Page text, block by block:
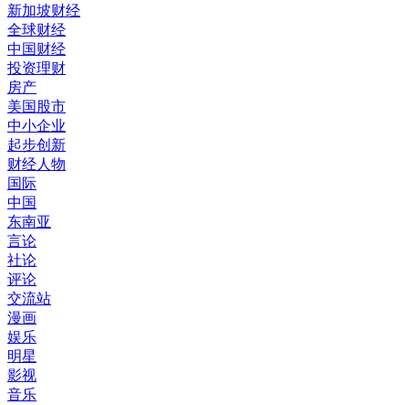
新加坡财经
全球财经
中国财经
投资理财
房产
美国股市
中小企业
起步创新
财经人物
国际
中国
东南亚
言论
社论
评论
交流站
漫画
娱乐
明星
影视
音乐